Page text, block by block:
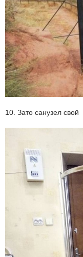
10. Зато санузел свой